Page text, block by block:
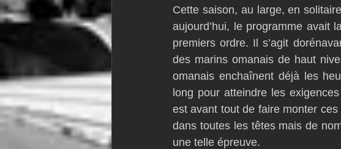
Cette saison, au large, en
aujourd’hui, le programme avait
premiers ordre. Il s’agit
des marins omanais de haut
omanais enchaînent déjà les
long pour atteindre les
est avant tout de faire monter
dans toutes les têtes mais de
une telle épreuve.